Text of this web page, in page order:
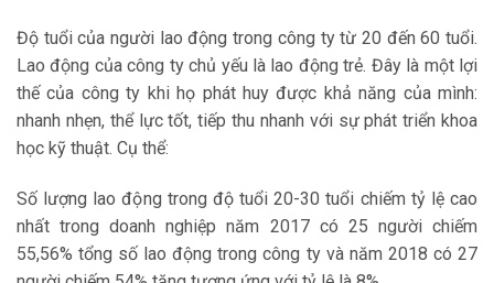
Độ tuổi của người lao động trong công ty từ 20 đến 60 tuổi.
Lao động của công ty chủ yếu là lao động trẻ. Đây là một lợi
thế của công ty khi họ phát huy được khả năng của mình:
nhanh nhẹn, thể lực tốt, tiếp thu nhanh với sự phát triển khoa
học kỹ thuật. Cụ thể:
Số lượng lao động trong độ tuổi 20-30 tuổi chiếm tỷ lệ cao
nhất trong doanh nghiệp năm 2017 có 25 người chiếm
55,56% tổng số lao động trong công ty và năm 2018 có 27